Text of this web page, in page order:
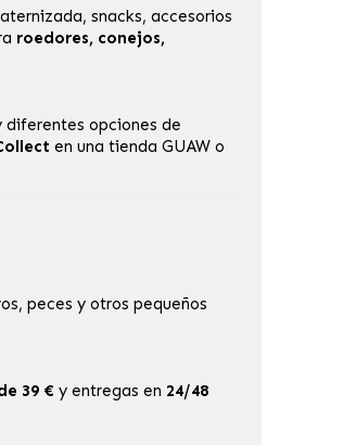
snacks, accesorios
roedores, conejos,
diferentes opciones de
en una tienda GUAW o
peces y otros pequeños
39 € y entregas en 24/48